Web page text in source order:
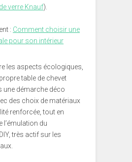
verre Knauf).
: Comment choisir une
pour son intérieur
les aspects écologiques,
table de chevet
une démarche déco
des choix de matériaux
renforcée, tout en
l’émulation du
très actif sur les